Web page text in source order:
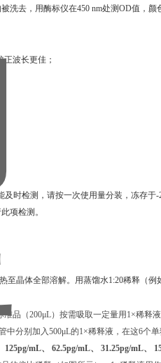
洗去，用酶标仪在450 nm处测OD值，
正波长更佳；
时检测，请按一次使用量分装，冻存
项检测。
晶体全部溶解。用蒸馏水1:20稀释（例
准品（200μL）按需吸取一定量用1×稀释
中分别加入500μL的1×稀释液，在这6个
125pg/mL、 62.5pg/mL、 31.25pg/mL、